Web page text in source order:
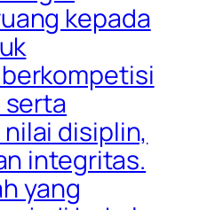
kepada
serta
disiplin,
integritas.
yang